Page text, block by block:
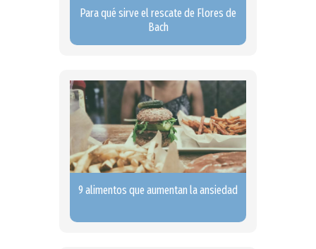
Para qué sirve el rescate de Flores de
Bach
9 alimentos que aumentan la ansiedad